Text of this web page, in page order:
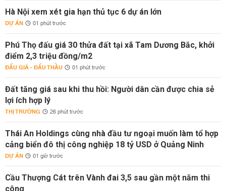
Hà Nội xem xét gia hạn thủ tục 6 dự án lớn
DỰ ÁN 01 phút trước
Phú Thọ đấu giá 30 thửa đất tại xã Tam Dương Bắc, khởi
điểm 2,3 triệu đồng/m2
ĐẤU GIÁ - ĐẤU THẦU 01 phút trước
Đất tăng giá sau khi thu hồi: Người dân cần được chia sẻ
lợi ích hợp lý
THỊ TRƯỜNG 26 phút trước
Thái An Holdings cùng nhà đầu tư ngoại muốn làm tổ hợp
cảng biển đô thị công nghiệp 18 tỷ USD ở Quảng Ninh
DỰ ÁN 01 giờ trước
Cầu Thượng Cát trên Vành đai 3,5 sau gần một năm thi
công